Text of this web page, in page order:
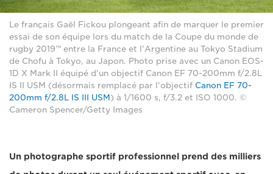
Le français Gaël Fickou plongeant afin de marquer le premier
essai de son équipe lors du match de la Coupe du monde de
rugby 2019™ entre la France et l'Argentine au Tokyo Stadium
de Chofu à Tokyo, au Japon. Photo prise avec un Canon EOS-
1D X Mark II équipé d'un objectif Canon EF 70-200mm f/2.8L
IS II USM (désormais remplacé par l'objectif Canon EF 70-
200mm f/2.8L IS III USM) à 1/1600 s, f/3.2 et ISO 1000. ©
Cameron Spencer/Getty Images
Un photographe sportif professionnel prend des milliers